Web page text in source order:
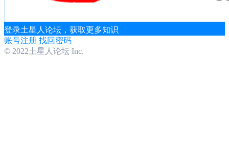
登录土星人论坛，获取更多知识
账号注册 找回密码
© 2022土星人论坛 Inc.